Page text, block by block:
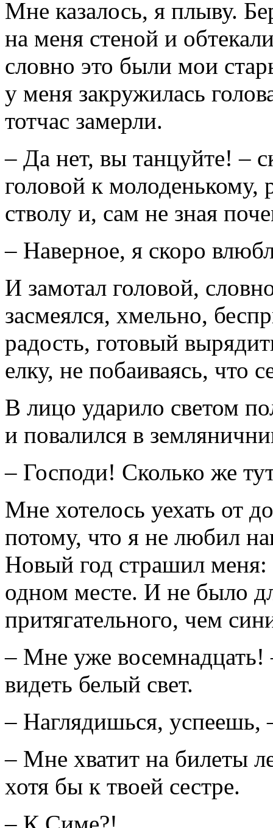
Мне казалось, я плыву.
на меня стеной и
словно это были мои
у меня закружилась
тотчас замерли.
– Да нет, вы танцуйте! –
головой к
стволу и, сам не зная
– Наверное, я скоро
И замотал головой,
засмеялся, хмельно,
радость, готовый
елку, не побаиваясь, что
В лицо ударило светом
и повалился в
– Господи! Сколько же
Мне хотелось уехать от
потому, что я не любил
Новый год страшил меня:
одном месте. И не было
притягательного, чем
– Мне уже восемнадцать!
видеть белый свет.
– Наглядишься, успеешь,
– Мне хватит на билеты
хотя бы к твоей сестре.